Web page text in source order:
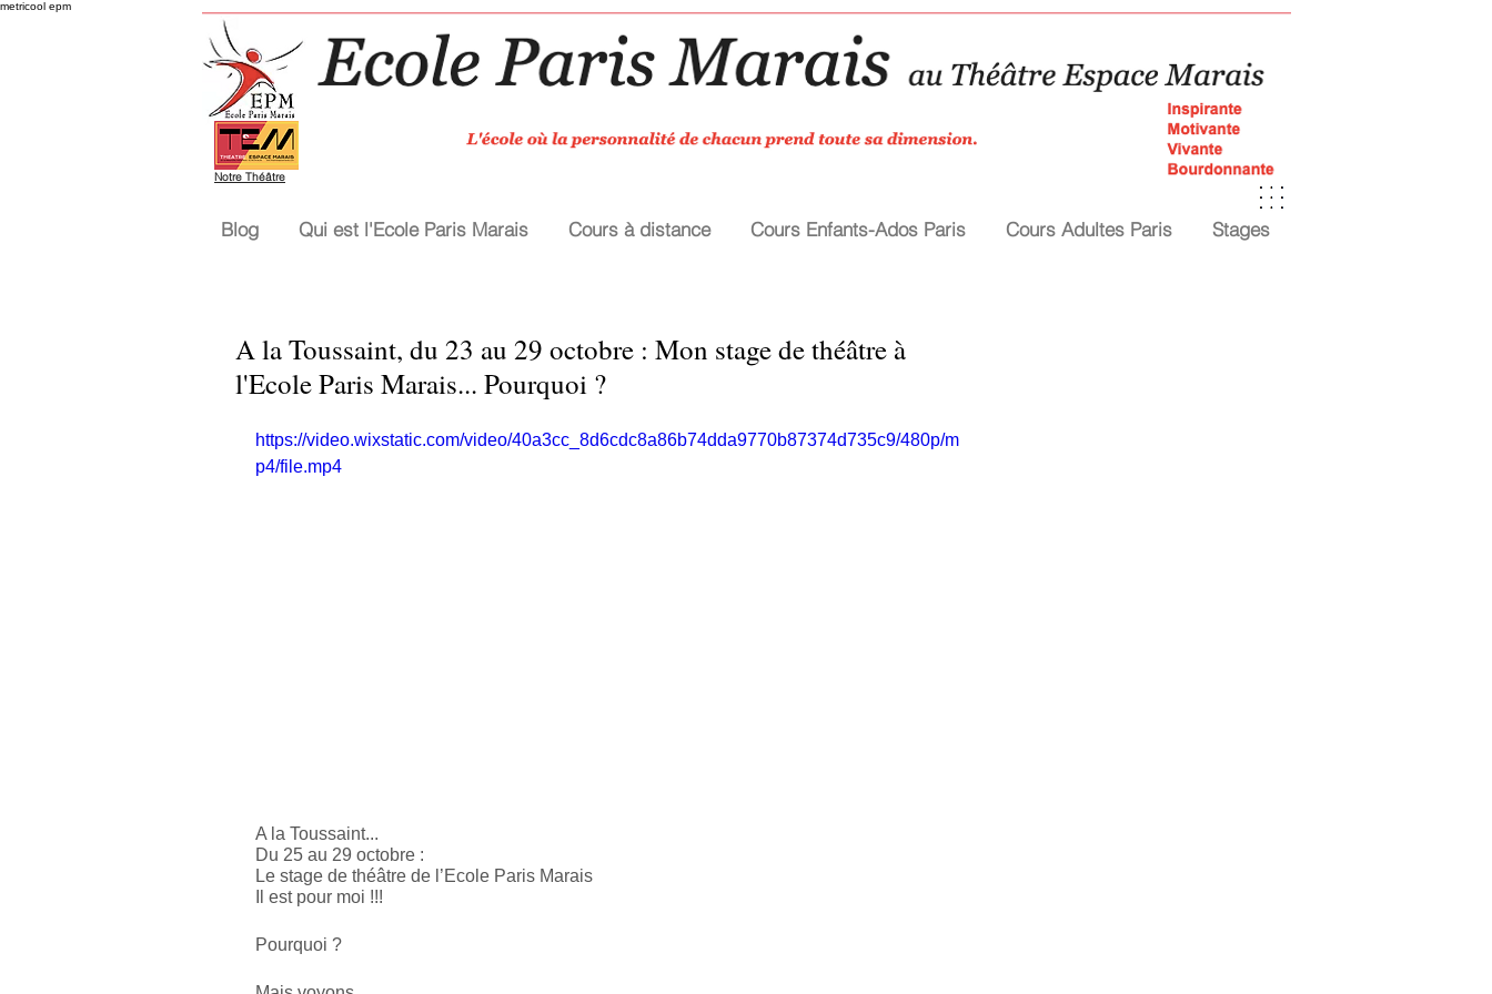
metricool epm
Notre Théâtre
Blog Qui est l'Ecole Paris Marais Cours à distance Cours Enfants-Ados Paris Cours Adultes Paris Stages
A la Toussaint, du 23 au 29 octobre : Mon stage de théâtre à
l'Ecole Paris Marais... Pourquoi ?
https://video.wixstatic.com/video/40a3cc_8d6cdc8a86b74dda9770b87374d735c9/480p/m
p4/file.mp4
A la Toussaint...
Du 25 au 29 octobre :
Le stage de théâtre de l’Ecole Paris Marais
Il est pour moi !!!
Pourquoi ?